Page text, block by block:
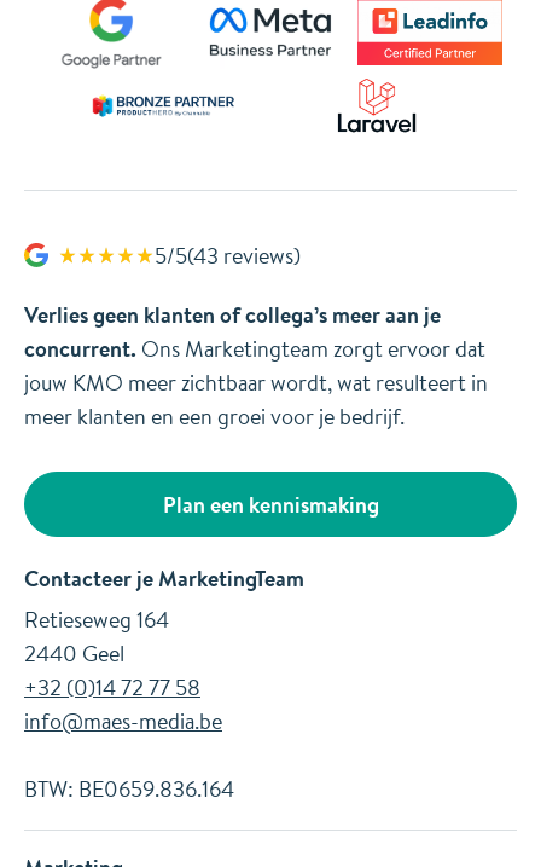
5/5(43 reviews)
Verlies geen klanten of collega’s meer aan je
concurrent. Ons Marketingteam zorgt ervoor dat
jouw KMO meer zichtbaar wordt, wat resulteert in
meer klanten en een groei voor je bedrijf.
Plan een kennismaking
Contacteer je MarketingTeam
Retieseweg 164
2440 Geel
+32 (0)14 72 77 58
info@maes-media.be
BTW: BE0659.836.164